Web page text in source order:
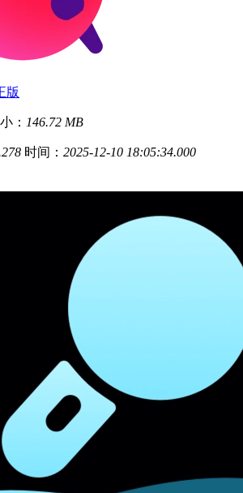
版
： 146.72 MB
时间： 2025-12-10 18:05:34.000